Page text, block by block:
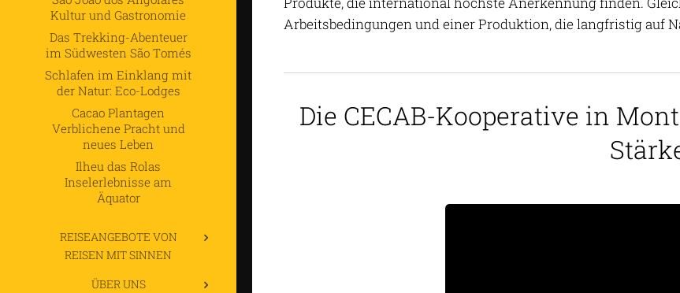
Kultur und Gastronomie
Das Trekking-Abenteuer
im Südwesten São Tomés
Schlafen im Einklang mit
der Natur: Eco-Lodges
Cacao Plantagen
Verblichene Pracht und
neues Leben
Ilheu das Rolas
Inselerlebnisse am
Äquator
REISEANGEBOTE VON
REISEN MIT SINNEN
ÜBER UNS
Arbeitsbedingungen und einer Produktion, die langfristig auf
Die CECAB-Kooperative in